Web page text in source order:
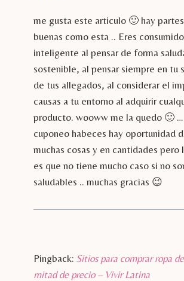
me gusta este articulo 🙂 hay
buenas como esta .. Eres
inteligente al pensar de forma
sostenible, al pensar siempre en tu
de tus allegados, al considerar el
causas a tu entorno al adquirir
producto. wooww me la quedo 🙂
cuponeo habeces hay oportunidad
muchas cosas y en cantidades pero
es que no tiene mucho caso si no
saludables .. muchas gracias 😉
Pingback: Sitios para comprar ropa
mitad de precio – Vivir Latina